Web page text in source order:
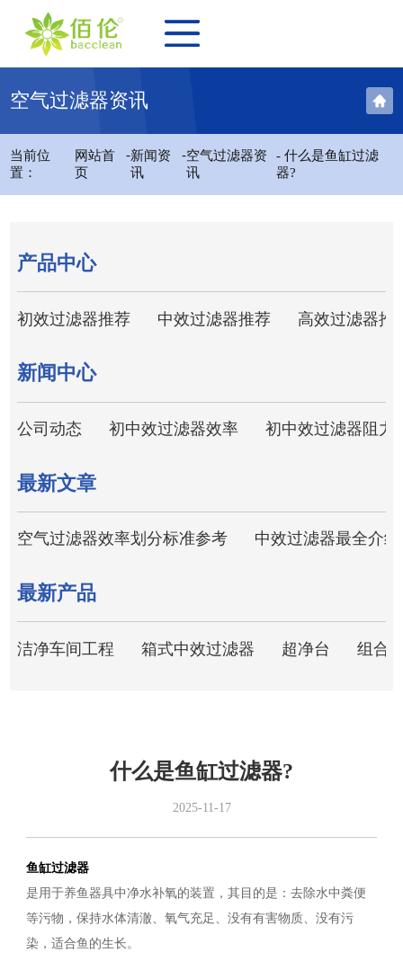
空气过滤器资讯
当前位
置：
网站首
页
-新闻资
讯
-空气过滤器资
讯
- 什么是鱼缸过滤
器?
产品中心
初效过滤器推荐 中效过滤器推荐 高效过滤器推
新闻中心
公司动态 初中效过滤器效率 初中效过滤器阻力
最新文章
空气过滤器效率划分标准参考 中效过滤器最全介绍
最新产品
洁净车间工程 箱式中效过滤器 超净台 组合
什么是鱼缸过滤器?
2025-11-17
鱼缸过滤器
是用于养鱼器具中净水补氧的装置，其目的是：去除水中粪便
等污物，保持水体清澈、氧气充足、没有有害物质、没有污
染，适合鱼的生长。